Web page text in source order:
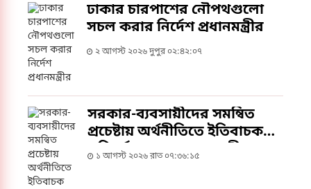
ঢাকার চারপাশের নৌপথগুলো
সচল করার নির্দেশ প্রধানমন্ত্রীর
২ আগস্ট ২০২৬ দুপুর ০২:৪২:০৭
সরকার-ব্যবসায়ীদের সমন্বিত
প্রচেষ্টায় অর্থনীতিতে ইতিবাচক
পরিবর্তন সম্ভব : প্রধানমন্ত্রী
১ আগস্ট ২০২৬ রাত ০৭:৩৬:১৫